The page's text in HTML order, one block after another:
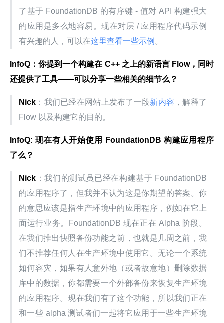
了基于 FoundationDB 的有序键 - 值对 API 构建强大
的应用是多么地容易。现在对层 / 应用程序代码示例
有兴趣的人，可以在这里查看一些示例 。
InfoQ：你提到一个构建在 C++ 之上的新语言 Flow，同时
还提供了工具——可以分享一些相关的细节么？
Nick ：我们已经在网站上发布了一段新内容 ，解释了
Flow 以及构建它的目的。
InfoQ: 现在有人开始使用 FoundationDB 构建应用程序
了么？
Nick ：我们的测试员已经在构建基于 FoundationDB
的应用程序了，但我并不认为这是你期望的答案。你
的意思应该是指生产环境中的应用程序，例如在它上
面运行业务。FoundationDB 现在正在 Alpha 阶段。
在我们推出快照备份功能之前，也就是几周之前，我
们不推荐任何人在生产环境中使用它。无论一个系统
如何容灾，如果有人意外地（或者故意地）删除数据
库中的数据，你都需要一个外部备份来恢复生产环境
的应用程序。现在我们有了这个功能，所以我们正在
和一些 alpha 测试者们一起将它应用于一些生产环境